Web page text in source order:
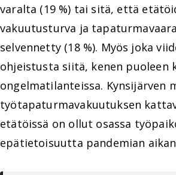
varalta (19 %) tai sitä, että
vakuutusturva ja
selvennetty (18 %). Myös joka
ohjeistusta siitä, kenen puoleen
ongelmatilanteissa. Kynsijärven
työtapaturmavakuutuksen
etätöissä on ollut osassa
epätietoisuutta pandemian